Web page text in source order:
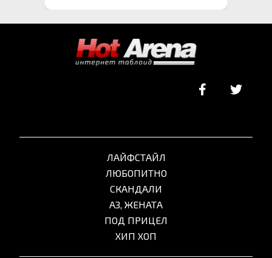
ЛАЙФСТАЙЛ
ЛЮБОПИТНО
СКАНДАЛИ
АЗ, ЖЕНАТА
ПОД ПРИЦЕЛ
ХИП ХОП